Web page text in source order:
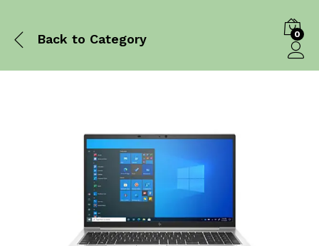
Back to Category 0